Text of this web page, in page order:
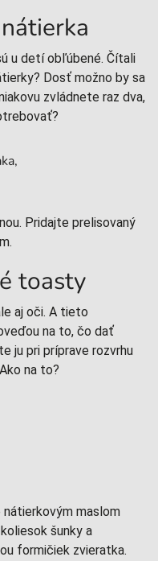
u detí obľúbené. Čítali
Dosť možno by sa
zvládnete raz dva,
Pridajte prelisovaný
toasty
aj oči. A tieto
na to, čo dať
ju pri príprave rozvrhu
na to?
maslom
šunky a
formičiek zvieratka.